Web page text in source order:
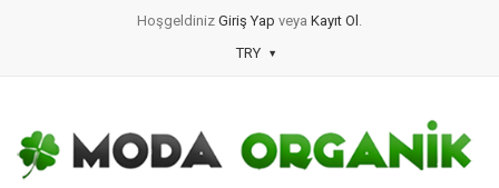
Hoşgeldiniz Giriş Yap veya Kayıt Ol .
TRY